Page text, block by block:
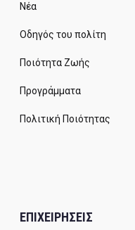
Νέα
Οδηγός του πολίτη
Ποιότητα Ζωής
Προγράμματα
Πολιτική Ποιότητας
ΕΠΙΧΕΙΡΗΣΕΙΣ